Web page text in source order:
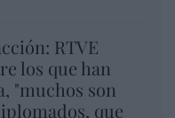
RTVE
los que han
"muchos son
que